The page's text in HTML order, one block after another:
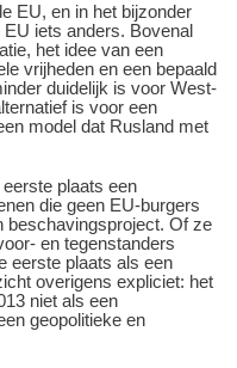
EU, en in het bijzonder
iets anders. Bovenal
het idee van een
vrijheden en een bepaald
duidelijk is voor West-
is voor een
model dat Rusland met
plaats een
die geen EU-burgers
beschavingsproject. Of ze
en tegenstanders
eerste plaats als een
overigens expliciet: het
niet als een
geopolitieke en